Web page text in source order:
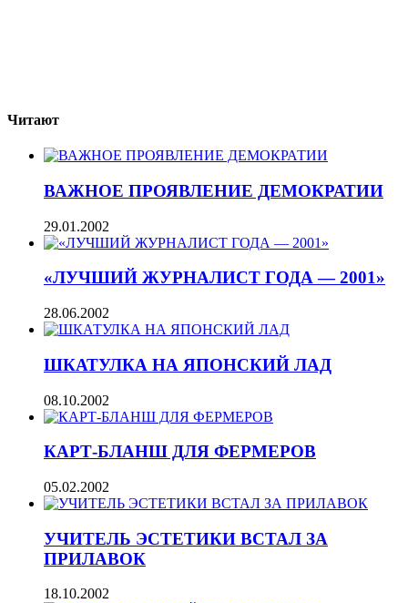
Читают
ВАЖНОЕ ПРОЯВЛЕНИЕ ДЕМОКРАТИИ
29.01.2002
«ЛУЧШИЙ ЖУРНАЛИСТ ГОДА — 2001»
28.06.2002
ШКАТУЛКА НА ЯПОНСКИЙ ЛАД
08.10.2002
КАРТ-БЛАНШ ДЛЯ ФЕРМЕРОВ
05.02.2002
УЧИТЕЛЬ ЭСТЕТИКИ ВСТАЛ ЗА
ПРИЛАВОК
18.10.2002